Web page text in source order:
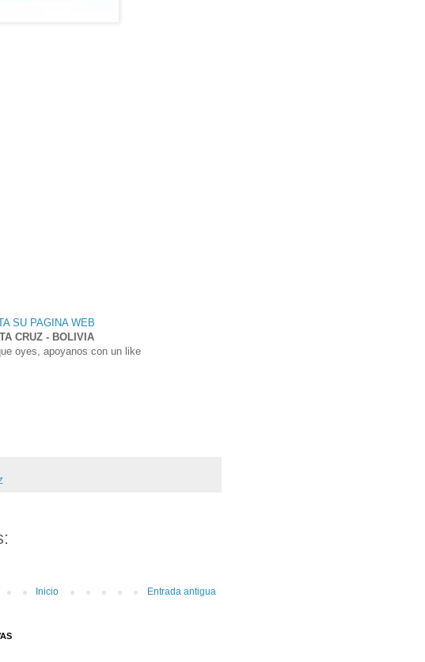
SU PAGINA WEB
CRUZ - BOLIVIA
oyes, apoyanos con un like
Entrada antigua
Inicio